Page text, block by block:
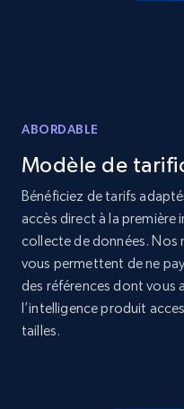
Title, Seller name,
Amazon products
Collecting products
Title, Seller name,
price, Currency,
more.
ABORDABLE
Modèle de
Bénéficiez de tarifs
accès direct à la
collecte de données. Nos
vous permettent de ne
des références dont vous
l’intelligence produit
tailles.